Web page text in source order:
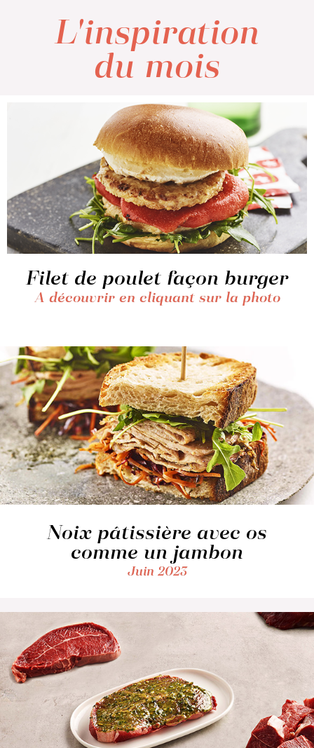
L'inspiration
du mois
Filet de poulet façon burger
A découvrir en cliquant sur la photo
Noix pâtissière avec os
comme un jambon
Juin 2023